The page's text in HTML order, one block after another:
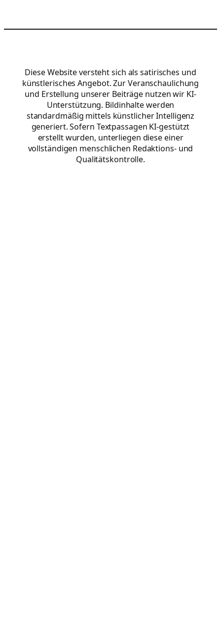
Diese Website versteht sich als satirisches und
künstlerisches Angebot. Zur Veranschaulichung
und Erstellung unserer Beiträge nutzen wir KI-
Unterstützung. Bildinhalte werden
standardmäßig mittels künstlicher Intelligenz
generiert. Sofern Textpassagen KI-gestützt
erstellt wurden, unterliegen diese einer
vollständigen menschlichen Redaktions- und
Qualitätskontrolle.